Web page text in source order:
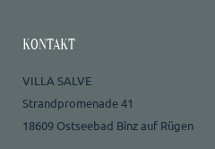
KONTAKT
VILLA SALVE
Strandpromenade 41
18609 Ostseebad Binz auf Rügen